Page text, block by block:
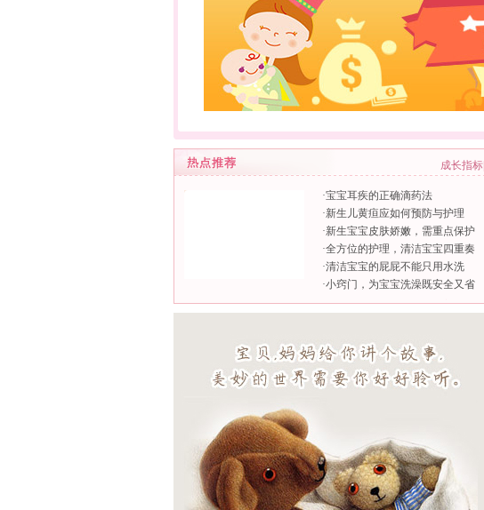
成长指标
·宝宝耳疾的正确滴药法
·新生儿黄疸应如何预防与护理
·新生宝宝皮肤娇嫩，需重点保护
·全方位的护理，清洁宝宝四重奏
·清洁宝宝的屁屁不能只用水洗
·小窍门，为宝宝洗澡既安全又省